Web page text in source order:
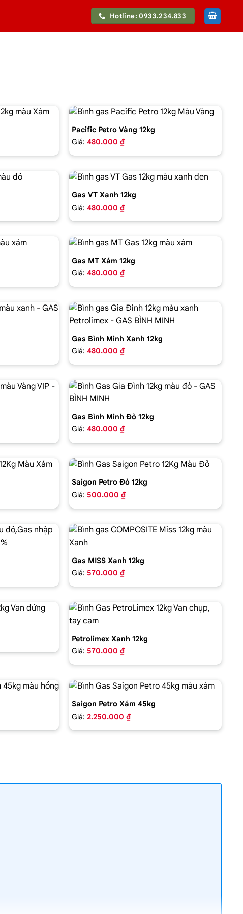
Hotline: 0933.234.833
Pacific Petro Vàng 12kg
Giá: 480.000 ₫
Gas VT Xanh 12kg
Giá: 480.000 ₫
Gas MT Xám 12kg
Giá: 480.000 ₫
Gas Bình Minh Xanh 12kg
Giá: 480.000 ₫
Gas Bình Minh Đỏ 12kg
Giá: 480.000 ₫
Saigon Petro Đỏ 12kg
Giá: 500.000 ₫
Gas MISS Xanh 12kg
Giá: 570.000 ₫
Petrolimex Xanh 12kg
Giá: 570.000 ₫
Saigon Petro Xám 45kg
Giá: 2.250.000 ₫